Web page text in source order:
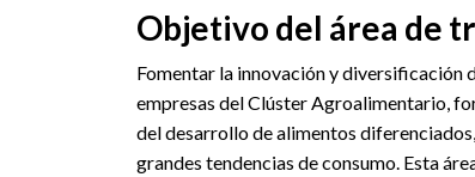
Objetivo del área de
Fomentar la innovación y diversificación
empresas del Clúster Agroalimentario,
del desarrollo de alimentos
grandes tendencias de consumo. Esta